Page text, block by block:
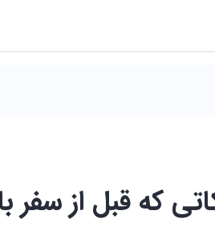
که قبل از سفر